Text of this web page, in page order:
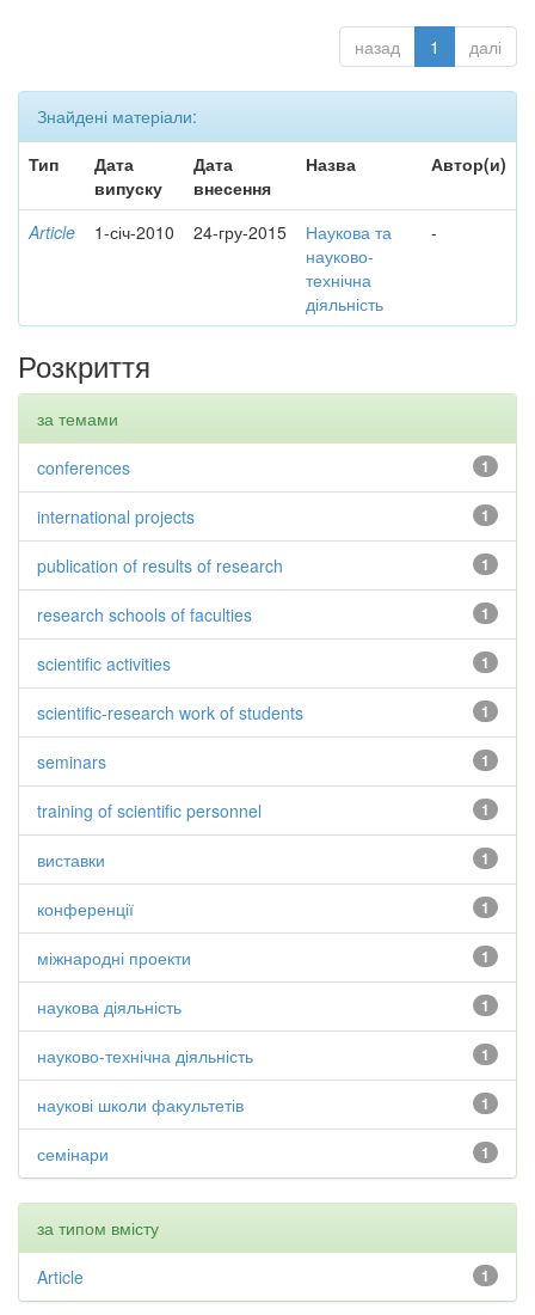
назад 1 далі
Знайдені матеріали:
Тип
Дата
випуску
Дата
внесення
Назва Автор(и)
Article 1-січ-2010 24-гру-2015
Наукова та
науково-
технічна
діяльність
-
Розкриття
за темами
1
conferences
1
international projects
1
publication of results of research
1
research schools of faculties
1
scientific activities
1
scientific-research work of students
1
seminars
1
training of scientific personnel
1
виставки
1
конференції
1
міжнародні проекти
1
наукова діяльність
1
науково-технічна діяльність
1
наукові школи факультетів
1
семінари
за типом вмісту
1
Article